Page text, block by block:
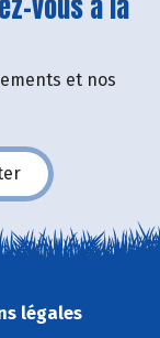
et nos
légales